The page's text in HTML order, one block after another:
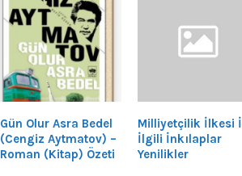
Gün Olur Asra Bedel
(Cengiz Aytmatov) –
Roman (Kitap) Özeti
Milliyetçilik İlkesi
İlgili İnkılaplar
Yenilikler